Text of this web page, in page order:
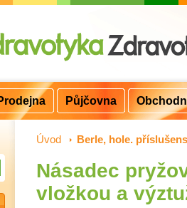
Úvod > Berle, hole.
Násadec
vložkou a
Půjčovna